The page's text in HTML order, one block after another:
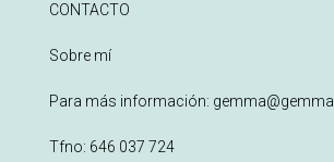
CONTACTO
Sobre mí
Para más información:
Tfno: 646 037 724